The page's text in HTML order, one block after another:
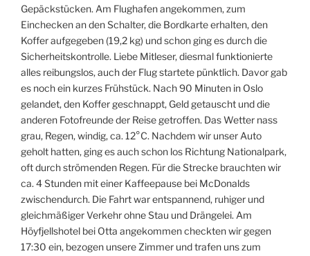
Gepäckstücken. Am Flughafen angekommen, zum
Einchecken an den Schalter, die Bordkarte erhalten, den
Koffer aufgegeben (19,2 kg) und schon ging es durch die
Sicherheitskontrolle. Liebe Mitleser, diesmal funktionierte
alles reibungslos, auch der Flug startete pünktlich. Davor gab
es noch ein kurzes Frühstück. Nach 90 Minuten in Oslo
gelandet, den Koffer geschnappt, Geld getauscht und die
anderen Fotofreunde der Reise getroffen. Das Wetter nass
grau, Regen, windig, ca. 12°C. Nachdem wir unser Auto
geholt hatten, ging es auch schon los Richtung Nationalpark,
oft durch strömenden Regen. Für die Strecke brauchten wir
ca. 4 Stunden mit einer Kaffeepause bei McDonalds
zwischendurch. Die Fahrt war entspannend, ruhiger und
gleichmäßiger Verkehr ohne Stau und Drängelei. Am
Höyfjellshotel bei Otta angekommen checkten wir gegen
17:30 ein, bezogen unsere Zimmer und trafen uns zum